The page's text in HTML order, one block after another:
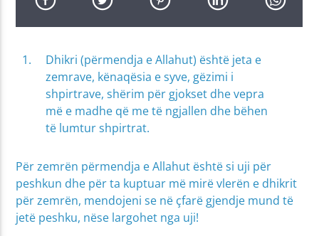
Dhikri (përmendja e Allahut) është jeta e
zemrave, kënaqësia e syve, gëzimi i
shpirtrave, shërim për gjokset dhe vepra
më e madhe që me të ngjallen dhe bëhen
të lumtur shpirtrat.
Për zemrën përmendja e Allahut është si uji për
peshkun dhe për ta kuptuar më mirë vlerën e dhikrit
për zemrën, mendojeni se në çfarë gjendje mund të
jetë peshku, nëse largohet nga uji!